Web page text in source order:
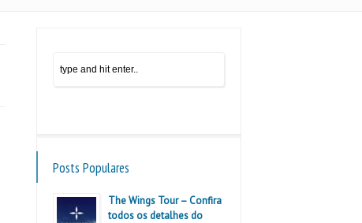
Posts Populares
The Wings Tour – Confira
todos os detalhes do